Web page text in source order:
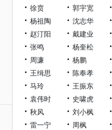
徐贲
郭宇宽
杨祖陶
沈志华
赵汀阳
戴建业
张鸣
杨奎松
周濂
杨鹏
王缉思
陈奉孝
马玲
王振东
袁伟时
史啸虎
秋风
刘小枫
雷一宁
周枫